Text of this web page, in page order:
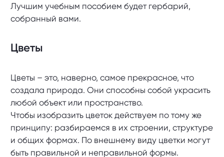
Лучшим учебным пособием будет гербарий,
собранный вами.
Цветы
Цветы – это, наверно, самое прекрасное, что
создала природа. Они способны собой украсить
любой объект или пространство.
Чтобы изобразить цветок действуем по тому же
принципу: разбираемся в их строении, структуре
и общих формах. По внешнему виду цветки могут
быть правильной и неправильной формы.